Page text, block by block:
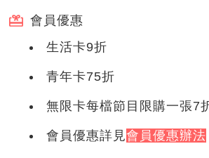
會員優惠
生活卡9折
青年卡75折
無限卡每檔節目限購一張7
會員優惠詳見會員優惠辦法